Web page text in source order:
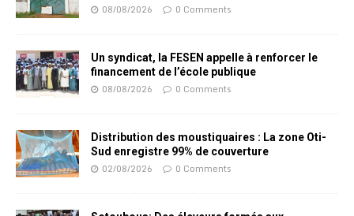
08/08/2026 0 Comments
Un syndicat, la FESEN appelle à renforcer le
financement de l’école publique
08/08/2026 0 Comments
Distribution des moustiquaires : La zone Oti-
Sud enregistre 99% de couverture
02/08/2026 0 Comments